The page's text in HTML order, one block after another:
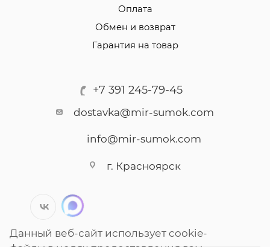
Оплата
Обмен и возврат
Гарантия на товар
+7 391 245-79-45
dostavka@mir-sumok.com
info@mir-sumok.com
г. Красноярск
Данный веб-сайт использует cookie-